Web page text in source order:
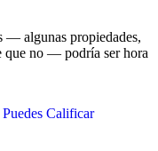
— algunas propiedades,
que no — podría ser hora
Calificar